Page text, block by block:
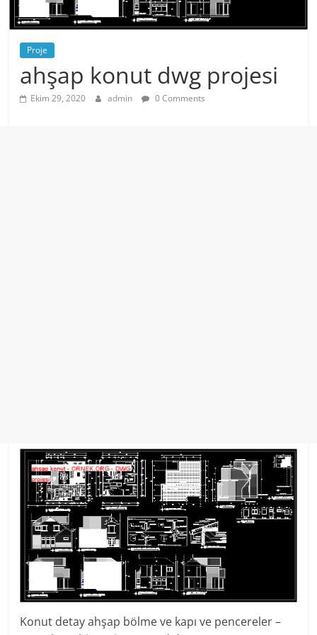
Proje
ahşap konut dwg projesi
Ekim 29, 2020 admin 0 Comments
Konut detay ahşap bölme ve kapı ve pencereler –